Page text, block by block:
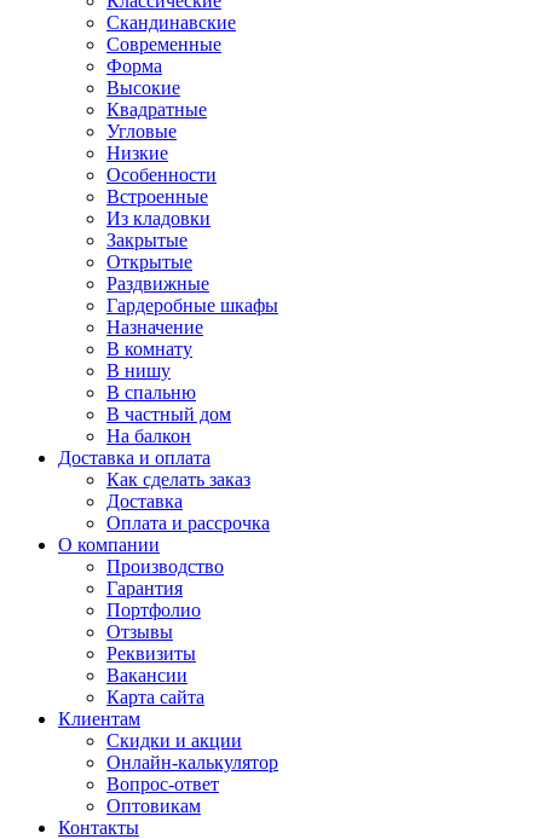
Скандинавские
Современные
Форма
Высокие
Квадратные
Угловые
Низкие
Особенности
Встроенные
Из кладовки
Закрытые
Открытые
Раздвижные
Гардеробные шкафы
Назначение
В комнату
В нишу
В спальню
В частный дом
На балкон
Доставка и оплата
Как сделать заказ
Доставка
Оплата и рассрочка
О компании
Производство
Гарантия
Портфолио
Отзывы
Реквизиты
Вакансии
Карта сайта
Клиентам
Скидки и акции
Онлайн-калькулятор
Вопрос-ответ
Оптовикам
Контакты